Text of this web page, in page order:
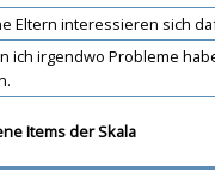
Eltern interessieren sich
ich irgendwo Probleme
Items der Skala